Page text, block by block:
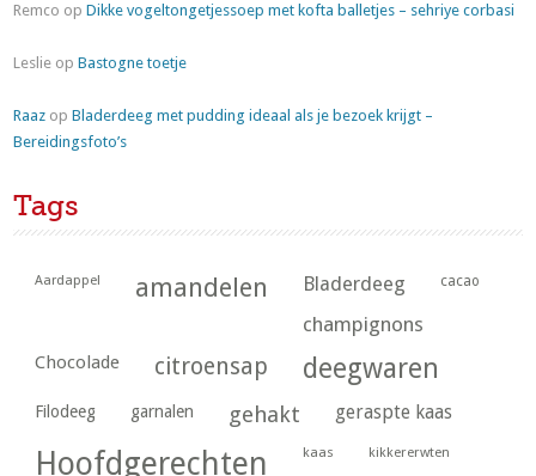
Remco opDikke vogeltongetjessoep met kofta balletjes – sehriye corbasi
Leslie opBastogne toetje
Raaz opBladerdeeg met pudding ideaal als je bezoek krijgt –
Bereidingsfoto’s
Tags
Aardappel amandelen Bladerdeeg cacao
champignons
Chocolade citroensap deegwaren
Filodeeg garnalen gehakt geraspte kaas
Hoofdgerechten kaas kikkererwten